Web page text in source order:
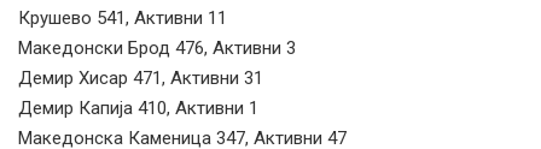
Крушево 541, Активни 11
Македонски Брод 476, Активни 3
Демир Хисар 471, Активни 31
Демир Капија 410, Активни 1
Македонска Каменица 347, Активни 47